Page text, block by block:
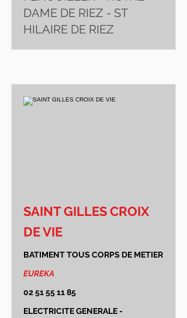
DAME DE RIEZ - ST
HILAIRE DE RIEZ
SAINT GILLES CROIX
DE VIE
BATIMENT TOUS CORPS DE METIER
EUREKA
02 51 55 11 85
ELECTRICITE GENERALE -